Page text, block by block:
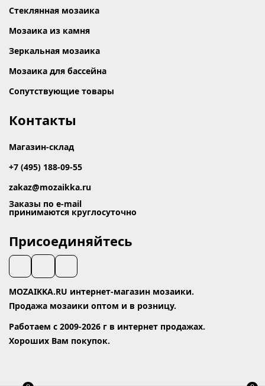
Стеклянная мозаика
Мозаика из камня
Зеркальная мозаика
Мозаика для бассейна
Сопутствующие товары
Контакты
Магазин-склад
+7 (495) 188-09-55
zakaz@mozaikka.ru
Заказы по e-mail
принимаются круглосуточно
Присоединяйтесь
MOZAIKKA.RU интернет-магазин мозаики.
Продажа мозаики оптом и в розницу.
Работаем с 2009-2026 г в интернет продажах.
Хороших Вам покупок.